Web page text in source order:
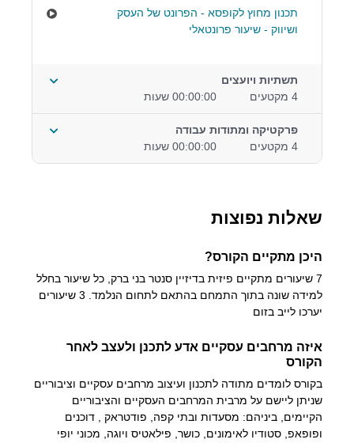
תכנון מחוץ לקופסא - הפרונט של העסק
ושיווק - שיעור פרונטאלי
תשתיות ויועצים
4 מקטעים
00:00:00 שעות
פרקטיקה ומתודות עבודה
4 מקטעים
00:00:00 שעות
שאלות נפוצות
היכן מתקיים הקורס?
7 שיעורים מתקיים פיזית בדיזיין סנטר בני ברק, כל שיעור בחלל
למידה שונה בתוך התמחם בהתאם לתחום הנלמד. 3 שיעורים
יערכו לייב בזום
איזה מרחבים עסקיים אדע לתכנן ולעצב לאחר
הקורס
בקורס לומדים מתודה לתכנון ועיצוב מרחבים עסקיים וציבוריים
שניתן ליישם על מרבית המרחבים העסקיים והציבוריים
הקיימים, ביניהם: מסעדות ובתי קפה, פודטראק , דוכנים
ופופאפ, סטודיו לאימונים, כושר, פילאטיס ויוגה, מכוני יופי